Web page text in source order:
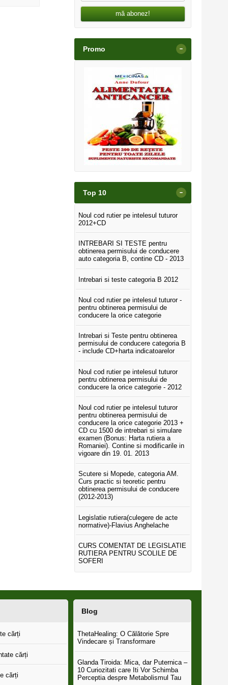
mă abonez!
Promo -
Top 10 -
Noul cod rutier pe intelesul tuturor
2012+CD
INTREBARI SI TESTE pentru
obtinerea permisului de conducere
auto categoria B, contine CD - 2013
Intrebari si teste categoria B 2012
Noul cod rutier pe intelesul tuturor -
pentru obtinerea permisului de
conducere la orice categorie
Intrebari si Teste pentru obtinerea
permisului de conducere categoria B
- include CD+harta indicatoarelor
Noul cod rutier pe intelesul tuturor
pentru obtinerea permisului de
conducere la orice categorie - 2012
Noul cod rutier pe intelesul tuturor
pentru obtinerea permisului de
conducere la orice categorie 2013 +
CD cu 1500 de intrebari si simulare
examen (Bonus: Harta rutiera a
Romaniei). Contine si modificarile in
vigoare din 19. 01. 2013
Scutere si Mopede, categoria AM.
Curs practic si teoretic pentru
obtinerea permisului de conducere
(2012-2013)
Legislatie rutiera(culegere de acte
normative)-Flavius Anghelache
CURS COMENTAT DE LEGISLATIE
RUTIERA PENTRU SCOLILE DE
SOFERI
cărți
cărți
cărți
Blog
ThetaHealing: O Călătorie Spre
Vindecare și Transformare
Glanda Tiroida: Mica, dar Puternica –
10 Curiozitati care Iti Vor Schimba
Perceptia despre Metabolismul Tau